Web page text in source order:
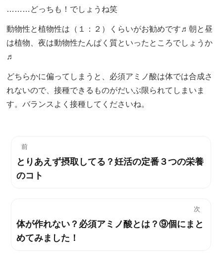
………どっちも！でしょうね笑
動物性と植物性は（１：２）くらいがお勧めです♬朝と昼
は植物、夜は動物性たんぱく質といったところでしょうか
♬
どちらかに偏ってしまうと、必須アミノ酸は体では合成さ
れないので、接種できるものがだいぶ限られてしまいま
す。バランスよく接種してくださいね。
前
過
去
稿:
とりあえず摂取してる？妊活の定番３つの栄養
のコト
次
次
の
体が作れない？必須アミノ酸とは？⑨個にまと
めてみました！